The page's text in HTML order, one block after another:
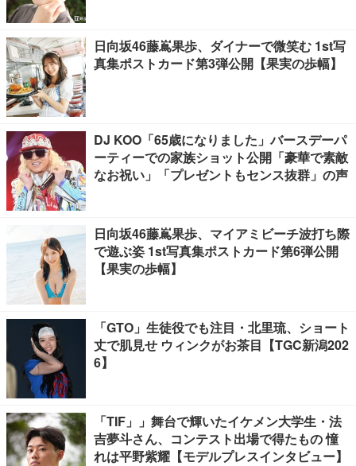
日向坂46藤嶌果歩、ダイナーで微笑む 1st写
真集ポストカード第3弾公開【果実の歩幅】
DJ KOO「65歳になりました」バースデーパ
ーティーでの家族ショット公開「豪華で素敵
なお祝い」「プレゼントもセンス抜群」の声
日向坂46藤嶌果歩、マイアミビーチ波打ち際
で遊ぶ姿 1st写真集ポストカード第6弾公開
【果実の歩幅】
「GTO」生徒役でも注目・北里琉、ショート
丈で肌見せ ウィンクがお茶目【TGC新潟202
6】
「TIF」」舞台で輝いたイケメン大学生・法
吉夢斗さん、コンテスト出場で得たもの 憧
れは平野紫耀【モデルプレスインタビュー】